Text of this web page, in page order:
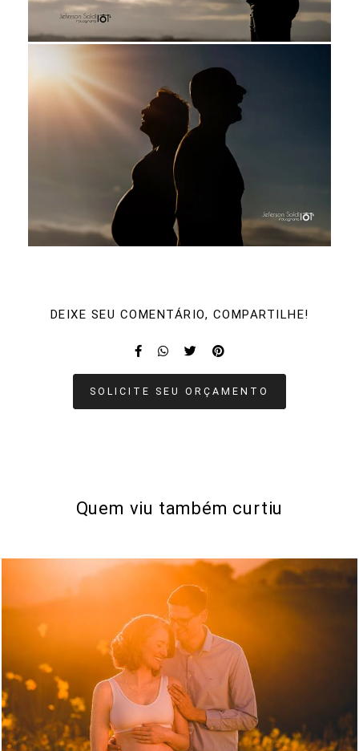
DEIXE SEU COMENTÁRIO, COMPARTILHE!
SOLICITE SEU ORÇAMENTO
Quem viu também curtiu
1346 53